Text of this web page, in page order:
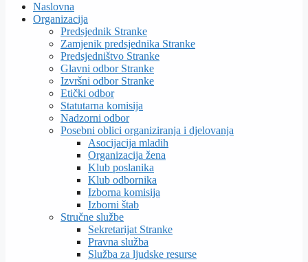
Naslovna
Organizacija
Predsjednik Stranke
Zamjenik predsjednika Stranke
Predsjedništvo Stranke
Glavni odbor Stranke
Izvršni odbor Stranke
Etički odbor
Statutarna komisija
Nadzorni odbor
Posebni oblici organiziranja i djelovanja
Asocijacija mladih
Organizacija žena
Klub poslanika
Klub odbornika
Izborna komisija
Izborni štab
Stručne službe
Sekretarijat Stranke
Pravna služba
Služba za ljudske resurse